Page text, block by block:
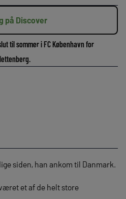
på Discover
til sommer i FC København for
siden, han ankom til Danmark.
et af de helt store